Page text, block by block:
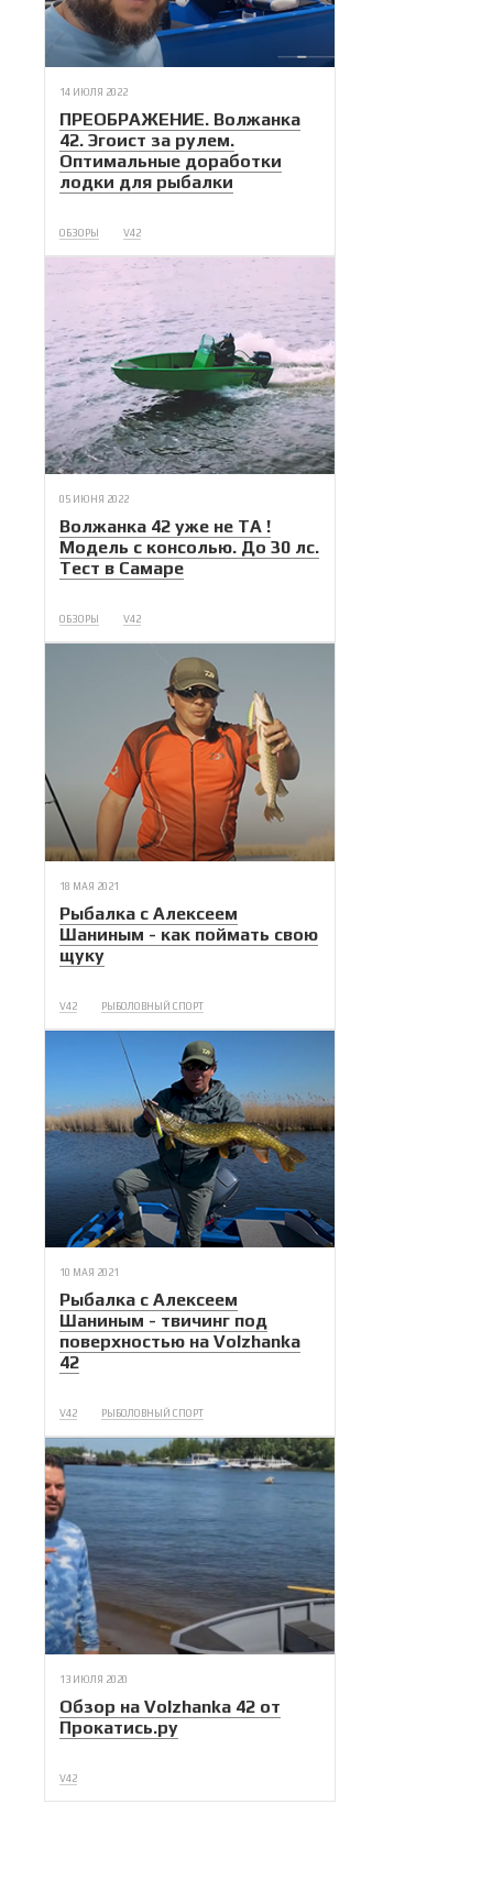
14 ИЮЛЯ 2022
ПРЕОБРАЖЕНИЕ. Волжанка
42. Эгоист за рулем.
Оптимальные доработки
лодки для рыбалки
ОБЗОРЫ V42
05 ИЮНЯ 2022
Волжанка 42 уже не ТА !
Модель с консолью. До 30 лс.
Тест в Самаре
ОБЗОРЫ V42
18 МАЯ 2021
Рыбалка с Алексеем
Шаниным - как поймать свою
щуку
V42 РЫБОЛОВНЫЙ СПОРТ
10 МАЯ 2021
Рыбалка с Алексеем
Шаниным - твичинг под
поверхностью на Volzhanka
42
V42 РЫБОЛОВНЫЙ СПОРТ
13 ИЮЛЯ 2020
Обзор на Volzhanka 42 от
Прокатись.ру
V42